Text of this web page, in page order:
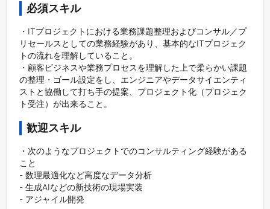
必須スキル
・ITプロジェクトにおける業務課題整理およびコンサル／プ
リセールスとしての業務経験があり、基本的なITプロジェク
トの流れを理解していること。
・顧客ビジネスや業務プロセスを理解した上で柔らかい課題
の整理・ゴール設定をし、エンジニアやデータサイエンティ
ストと協働して打ち手の提案、プロジェクト化（プロジェク
ト受注）が出来ること。
歓迎スキル
・次のようなプロジェクトでのコンサルティング経験がある
こと
- 数理最適化など高度なデータ分析
- 生成AIなどの新技術の現場実装
- アジャイル開発